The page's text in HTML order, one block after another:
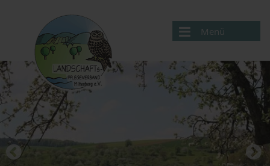
Menü
Aktuelles
Verband
Projekte
Service